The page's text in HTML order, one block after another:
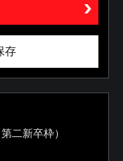
存
二新卒枠）